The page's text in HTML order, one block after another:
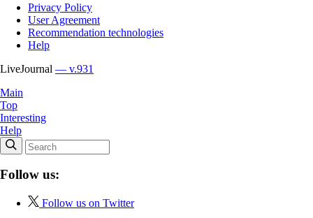
Privacy Policy
User Agreement
Recommendation technologies
Help
LiveJournal — v.931
Main
Top
Interesting
Help
Follow us:
Follow us on Twitter